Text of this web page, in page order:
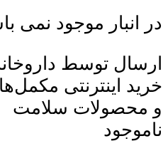
در انبار موجود نمی
ارسال توسط
خرید اینترنتی
و محصولات سلامت
ناموجود